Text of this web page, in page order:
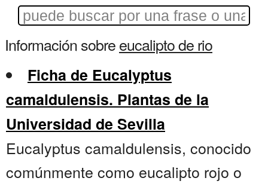
Información sobreeucalipto de rio
Ficha de Eucalyptus
camaldulensis. Plantas de la
Universidad de Sevilla
Eucalyptus camaldulensis, conocido
comúnmente como eucalipto rojo o